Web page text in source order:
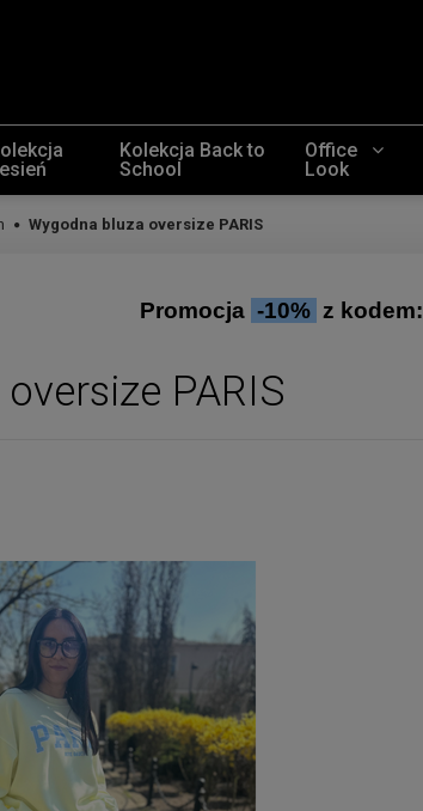
Kolekcja Back to
School
Office
Look
Wygodna bluza oversize PARIS
Promocja -10% z kodem:
PARIS